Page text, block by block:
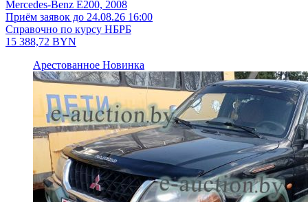
Mercedes-Benz E200, 2008
Приём заявок до 24.08.26 16:00
Справочно по курсу НБРБ
15 388,72 BYN
Арестованное Новинка